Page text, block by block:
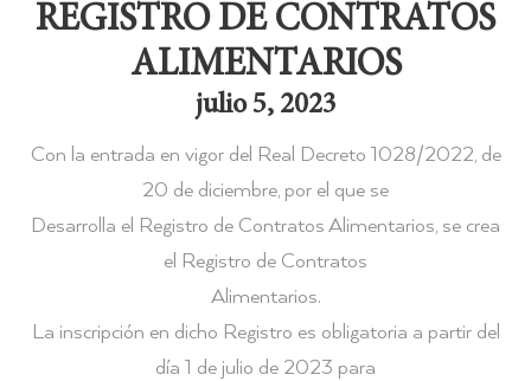
REGISTRO DE CONTRATOS
ALIMENTARIOS
julio 5, 2023
Con la entrada en vigor del Real Decreto 1028/2022, de
20 de diciembre, por el que se
Desarrolla el Registro de Contratos Alimentarios, se crea
el Registro de Contratos
Alimentarios.
La inscripción en dicho Registro es obligatoria a partir del
día 1 de julio de 2023 para